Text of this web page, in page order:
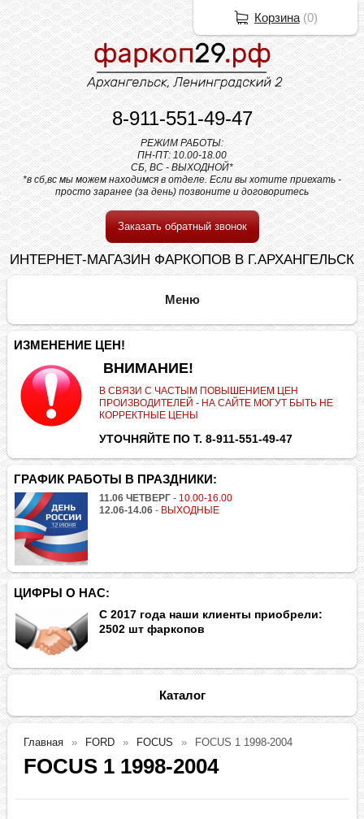
8-911-551-49-47
РЕЖИМ РАБОТЫ:
ПН-ПТ: 10.00-18.00
СБ, ВС - ВЫХОДНОЙ*
*в сб,вс мы можем находимся в отделе. Если вы хотите приехать -
просто заранее (за день) позвоните и договоритесь
Заказать обратный звонок
ИНТЕРНЕТ-МАГАЗИН ФАРКОПОВ В Г.АРХАНГЕЛЬСК
ИЗМЕНЕНИЕ ЦЕН!
ВНИМАНИЕ!
В СВЯЗИ С ЧАСТЫМ ПОВЫШЕНИЕМ ЦЕН
ПРОИЗВОДИТЕЛЕЙ - НА САЙТЕ МОГУТ БЫТЬ НЕ
КОРРЕКТНЫЕ ЦЕНЫ
УТОЧНЯЙТЕ ПО Т. 8-911-551-49-47
ГРАФИК РАБОТЫ В ПРАЗДНИКИ:
11.06 ЧЕТВЕРГ - 10.00-16.00
12.06-14.06 - ВЫХОДНЫЕ
ЦИФРЫ О НАС:
С 2017 года наши клиенты приобрели:
2502 шт фаркопов
Каталог
Главная FORD FOCUS FOCUS 1 1998-2004
FOCUS 1 1998-2004
Корзина(0)